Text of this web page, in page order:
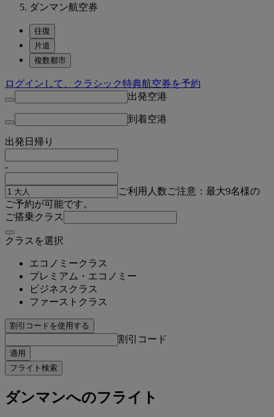
ダンマン航空券
往復
片道
複数都市
ログインして、クラシック特典航空券を予約
出発空港
到着空港
出発日 帰り
-
ご利用人数ご注意：最大9名様の
ご予約が可能です。
ご搭乗クラス
クラスを選択
エコノミークラス
プレミアム・エコノミー
ビジネスクラス
ファーストクラス
割引コードを使用する
割引コード
適用
フライト検索
ダンマンへのフライト